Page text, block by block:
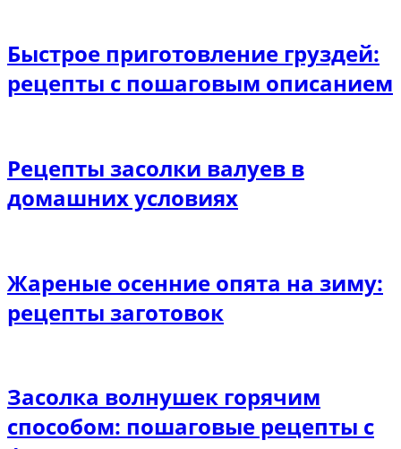
Быстрое приготовление груздей:
рецепты с пошаговым описанием
Рецепты засолки валуев в
домашних условиях
Жареные осенние опята на зиму:
рецепты заготовок
Засолка волнушек горячим
способом: пошаговые рецепты с